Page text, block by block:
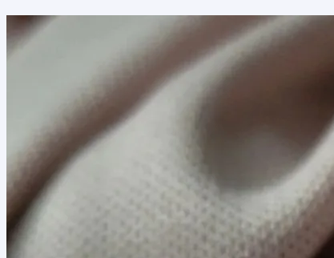
fost:
29,00 lei.